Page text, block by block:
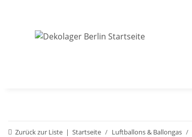
Zurück zur Liste Startseite Luftballons & Ballongas